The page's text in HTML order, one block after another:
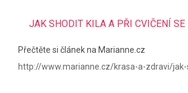
JAK SHODIT KILA A PŘI CVIČENÍ SE
Přečtěte si článek na Marianne.cz